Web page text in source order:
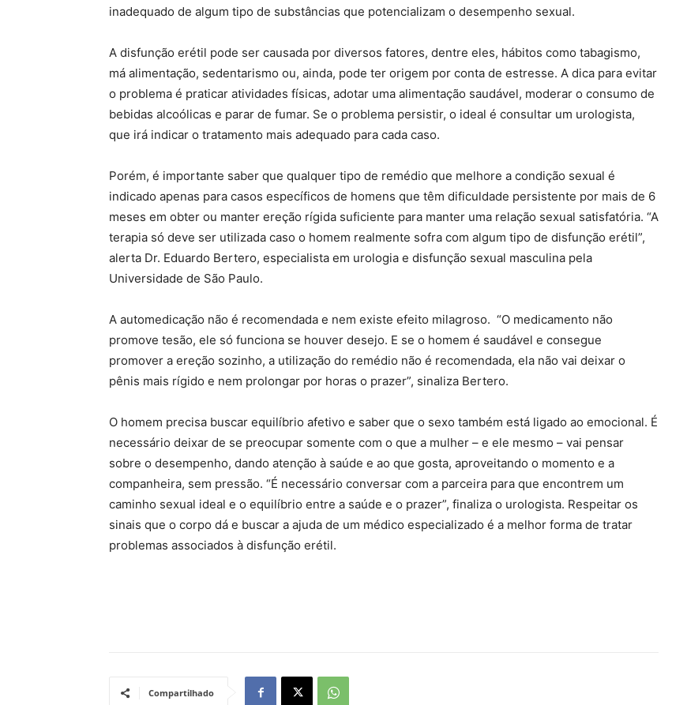
inadequado de algum tipo de substâncias que potencializam o desempenho sexual.
A disfunção erétil pode ser causada por diversos fatores, dentre eles, hábitos como tabagismo,
má alimentação, sedentarismo ou, ainda, pode ter origem por conta de estresse. A dica para evitar
o problema é praticar atividades físicas, adotar uma alimentação saudável, moderar o consumo de
bebidas alcoólicas e parar de fumar. Se o problema persistir, o ideal é consultar um urologista,
que irá indicar o tratamento mais adequado para cada caso.
Porém, é importante saber que qualquer tipo de remédio que melhore a condição sexual é
indicado apenas para casos específicos de homens que têm dificuldade persistente por mais de 6
meses em obter ou manter ereção rígida suficiente para manter uma relação sexual satisfatória. “A
terapia só deve ser utilizada caso o homem realmente sofra com algum tipo de disfunção erétil”,
alerta Dr. Eduardo Bertero, especialista em urologia e disfunção sexual masculina pela
Universidade de São Paulo.
A automedicação não é recomendada e nem existe efeito milagroso. “O medicamento não
promove tesão, ele só funciona se houver desejo. E se o homem é saudável e consegue
promover a ereção sozinho, a utilização do remédio não é recomendada, ela não vai deixar o
pênis mais rígido e nem prolongar por horas o prazer”, sinaliza Bertero.
O homem precisa buscar equilíbrio afetivo e saber que o sexo também está ligado ao emocional. É
necessário deixar de se preocupar somente com o que a mulher – e ele mesmo – vai pensar
sobre o desempenho, dando atenção à saúde e ao que gosta, aproveitando o momento e a
companheira, sem pressão. “É necessário conversar com a parceira para que encontrem um
caminho sexual ideal e o equilíbrio entre a saúde e o prazer”, finaliza o urologista. Respeitar os
sinais que o corpo dá e buscar a ajuda de um médico especializado é a melhor forma de tratar
problemas associados à disfunção erétil.
Compartilhado